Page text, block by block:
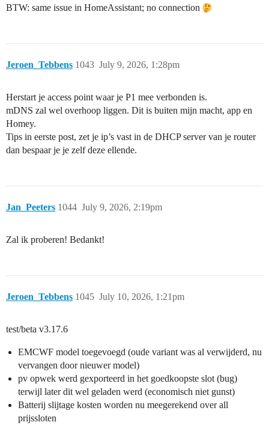
BTW: same issue in HomeAssistant; no connection
Jeroen_Tebbens July 9, 2026, 1:28pm
1043
Herstart je access point waar je P1 mee verbonden is.
mDNS zal wel overhoop liggen. Dit is buiten mijn macht, app en
Homey.
Tips in eerste post, zet je ip’s vast in de DHCP server van je router
dan bespaar je je zelf deze ellende.
Jan_Peeters July 9, 2026, 2:19pm
1044
Zal ik proberen! Bedankt!
Jeroen_Tebbens July 10, 2026, 1:21pm
1045
test/beta v3.17.6
EMCWF model toegevoegd (oude variant was al verwijderd, nu
vervangen door nieuwer model)
pv opwek werd gexporteerd in het goedkoopste slot (bug)
terwijl later dit wel geladen werd (economisch niet gunst)
Batterij slijtage kosten worden nu meegerekend over all
prijssloten